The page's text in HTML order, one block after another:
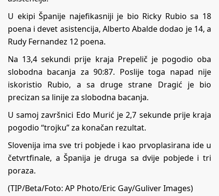
U ekipi Španije najefikasniji je bio Ricky Rubio sa 18
poena i devet asistencija, Alberto Abalde dodao je 14, a
Rudy Fernandez 12 poena.
Na 13,4 sekundi prije kraja Prepelič je pogodio oba
slobodna bacanja za 90:87. Poslije toga napad nije
iskoristio Rubio, a sa druge strane Dragić je bio
precizan sa linije za slobodna bacanja.
U samoj završnici Edo Murić je 2,7 sekunde prije kraja
pogodio “trojku” za konačan rezultat.
Slovenija ima sve tri pobjede i kao prvoplasirana ide u
četvrtfinale, a Španija je druga sa dvije pobjede i tri
poraza.
(TIP/Beta/Foto: AP Photo/Eric Gay/Guliver Images)